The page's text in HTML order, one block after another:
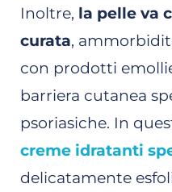
Inoltre, la pelle va
curata,
con prodotti
barriera cutanea
psoriasiche. In
creme idratanti
delicatamente